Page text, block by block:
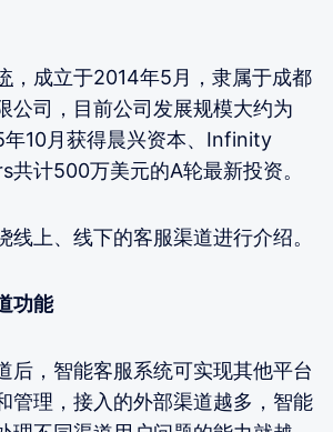
，成立于2014年5月，隶属于成都
公司，目前公司发展规模大约为
10月获得晨兴资本、Infinity
计500万美元的A轮最新投资。
线上、线下的客服渠道进行介绍。
功能
后，智能客服系统可实现其他平台
管理，接入的外部渠道越多，智能